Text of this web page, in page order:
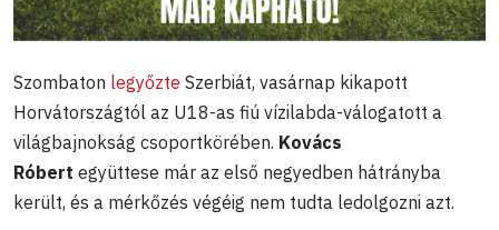
Szombaton legyőzte Szerbiát, vasárnap kikapott
Horvátországtól az U18-as fiú vízilabda-válogatott a
világbajnokság csoportkörében. Kovács
Róbert együttese már az első negyedben hátrányba
került, és a mérkőzés végéig nem tudta ledolgozni azt.